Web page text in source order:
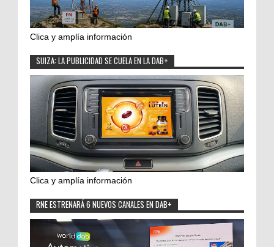
Clica y amplía información
SUIZA: LA PUBLICIDAD SE CUELA EN LA DAB+
Clica y amplía información
RNE ESTRENARÁ 6 NUEVOS CANALES EN DAB+